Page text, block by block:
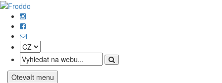
Otevøít menu